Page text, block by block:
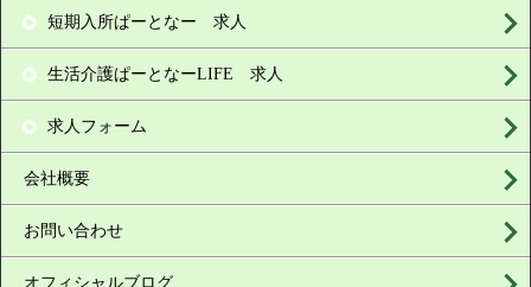
短期入所ぱーとなー 求人
生活介護ぱーとなーLIFE 求人
求人フォーム
会社概要
お問い合わせ
オフィシャルブログ